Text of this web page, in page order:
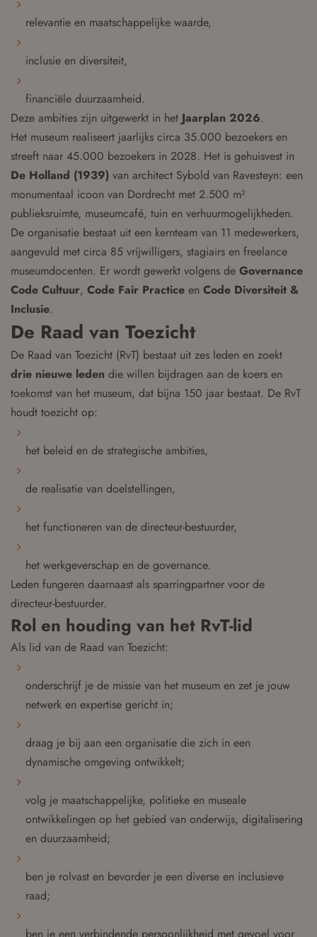
relevantie en maatschappelijke waarde,
inclusie en diversiteit,
financiële duurzaamheid.
Deze ambities zijn uitgewerkt in het Jaarplan 2026.
Het museum realiseert jaarlijks circa 35.000 bezoekers en
streeft naar 45.000 bezoekers in 2028. Het is gehuisvest in
De Holland (1939) van architect Sybold van Ravesteyn: een
monumentaal icoon van Dordrecht met 2.500 m²
publieksruimte, museumcafé, tuin en verhuurmogelijkheden.
De organisatie bestaat uit een kernteam van 11 medewerkers,
aangevuld met circa 85 vrijwilligers, stagiairs en freelance
museumdocenten. Er wordt gewerkt volgens de Governance
Code Cultuur, Code Fair Practice en Code Diversiteit &
Inclusie.
De Raad van Toezicht
De Raad van Toezicht (RvT) bestaat uit zes leden en zoekt
drie nieuwe leden die willen bijdragen aan de koers en
toekomst van het museum, dat bijna 150 jaar bestaat. De RvT
houdt toezicht op:
het beleid en de strategische ambities,
de realisatie van doelstellingen,
het functioneren van de directeur-bestuurder,
het werkgeverschap en de governance.
Leden fungeren daarnaast als sparringpartner voor de
directeur-bestuurder.
Rol en houding van het RvT-lid
Als lid van de Raad van Toezicht:
onderschrijf je de missie van het museum en zet je jouw
netwerk en expertise gericht in;
draag je bij aan een organisatie die zich in een
dynamische omgeving ontwikkelt;
volg je maatschappelijke, politieke en museale
ontwikkelingen op het gebied van onderwijs, digitalisering
en duurzaamheid;
ben je rolvast en bevorder je een diverse en inclusieve
raad;